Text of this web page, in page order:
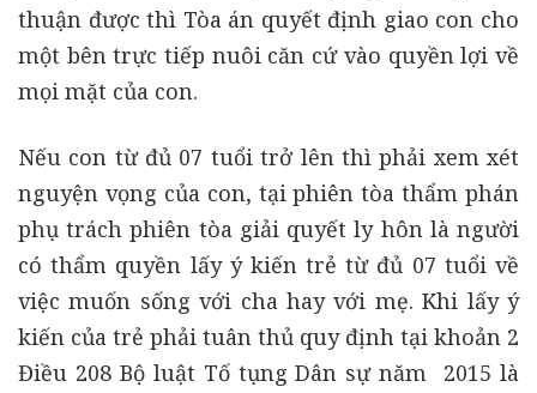
thuận được thì Tòa án quyết định giao con cho
một bên trực tiếp nuôi căn cứ vào quyền lợi về
mọi mặt của con.
Nếu con từ đủ 07 tuổi trở lên thì phải xem xét
nguyện vọng của con, tại phiên tòa thẩm phán
phụ trách phiên tòa giải quyết ly hôn là người
có thẩm quyền lấy ý kiến trẻ từ đủ 07 tuổi về
việc muốn sống với cha hay với mẹ. Khi lấy ý
kiến của trẻ phải tuân thủ quy định tại khoản 2
Điều 208 Bộ luật Tố tụng Dân sự năm 2015 là